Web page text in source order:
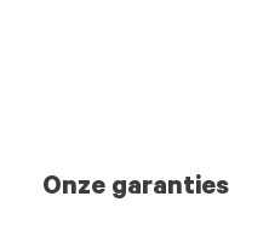
Onze garanties